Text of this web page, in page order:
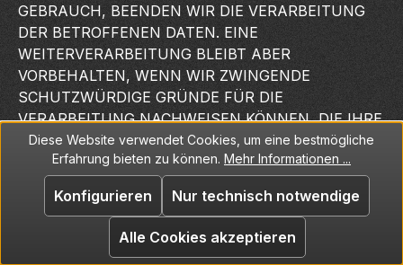
GEBRAUCH, BEENDEN WIR DIE VERARBEITUNG
DER BETROFFENEN DATEN. EINE
WEITERVERARBEITUNG BLEIBT ABER
VORBEHALTEN, WENN WIR ZWINGENDE
SCHUTZWÜRDIGE GRÜNDE FÜR DIE
VERARBEITUNG NACHWEISEN KÖNNEN, DIE IHRE
INTERESSEN, GRUNDRECHTE UND
GRUNDFREIHEITEN ÜBERWIEGEN, ODER WENN
DIE VERARBEITUNG DER GELTENDMACHUNG,
AUSÜBUNG ODER VERTEIDIGUNG VON
RECHTSANSPRÜCHEN DIENT.
Diese Website verwendet Cookies, um eine bestmögliche
Erfahrung bieten zu können. Mehr Informationen ...
Nur technisch notwendige
Konfigurieren
Alle Cookies akzeptieren